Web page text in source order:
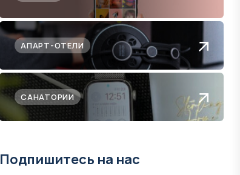
АПАРТ-ОТЕЛИ
САНАТОРИИ
Подпишитесь на нас